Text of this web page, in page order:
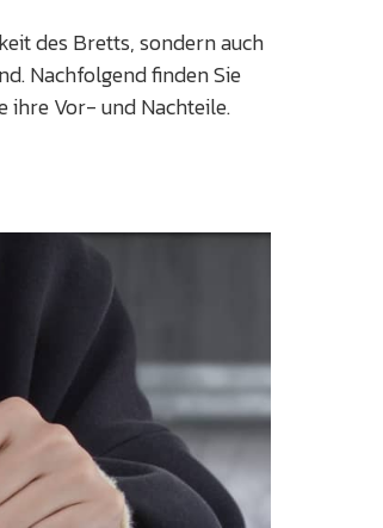
des Bretts, sondern auch
Nachfolgend finden Sie
ihre Vor- und Nachteile.